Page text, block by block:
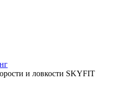
и ловкости SKYFIT